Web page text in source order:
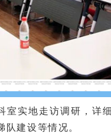
室实地走访调研，详
建设等情况。